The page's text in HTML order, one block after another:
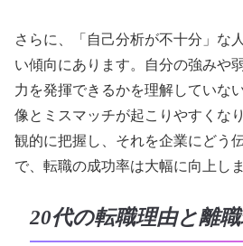
さらに、「自己分析が不十分」な
い傾向にあります。自分の強みや
力を発揮できるかを理解していな
像とミスマッチが起こりやすくな
観的に把握し、それを企業にどう
で、転職の成功率は大幅に向上しま
20代の転職理由と離